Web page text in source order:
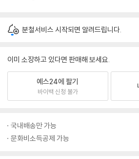
분철서비스 시작되면 알려드립니다.
이미 소장하고 있다면 판매해 보세요.
예스24에 팔기
바이백 신청 불가
국내배송만 가능
문화비소득공제 가능